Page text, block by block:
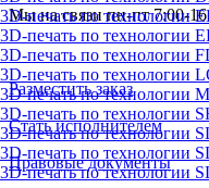
3D-печать по технологии
3D-печать по технологии
3D-печать по технологии
3D-печать по технологии
3D-печать по технологии
3D-печать по технологии
3D-печать по технологии
3D-печать по технологии
3D-печать по технологии
Мы на связи пн-пт 7:00-
Разместить заказ
Стать исполнителем
Правовые документы